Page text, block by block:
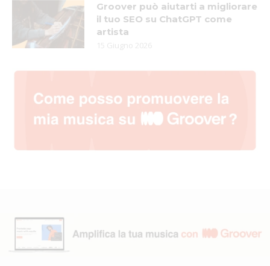
Groover può aiutarti a migliorare
il tuo SEO su ChatGPT come
artista
15 Giugno 2026